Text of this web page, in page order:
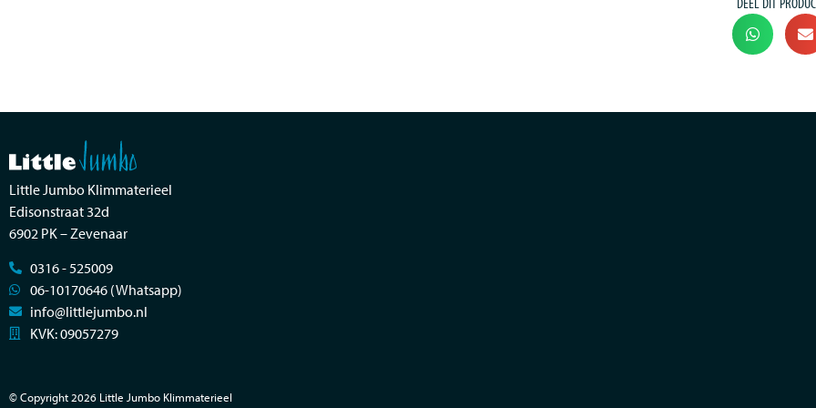
Little Jumbo Klimmaterieel
Edisonstraat 32d
6902 PK – Zevenaar
0316 - 525009
06-10170646 (Whatsapp)
info@littlejumbo.nl
KVK: 09057279
© Copyright 2026 Little Jumbo Klimmaterieel